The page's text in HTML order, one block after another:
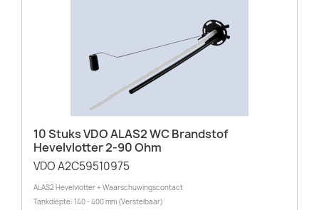
10 Stuks VDO ALAS2 WC Brandstof
Hevelvlotter 2-90 Ohm
VDO A2C59510975
ALAS2 Hevelvlotter + Waarschuwingscontact
Tankdiepte: 140 - 400 mm (Verstelbaar)